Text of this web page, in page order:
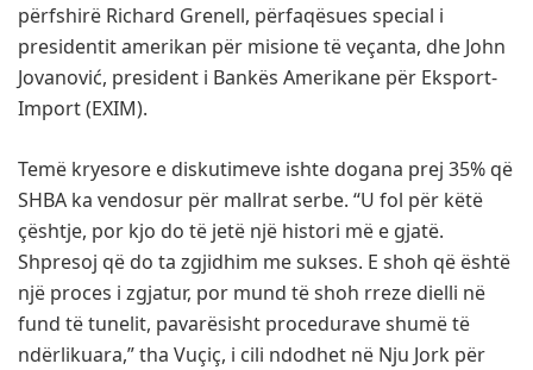
përfshirë Richard Grenell, përfaqësues special i
presidentit amerikan për misione të veçanta, dhe John
Jovanović, president i Bankës Amerikane për Eksport-
Import (EXIM).
Temë kryesore e diskutimeve ishte dogana prej 35% që
SHBA ka vendosur për mallrat serbe. “U fol për këtë
çështje, por kjo do të jetë një histori më e gjatë.
Shpresoj që do ta zgjidhim me sukses. E shoh që është
një proces i zgjatur, por mund të shoh rreze dielli në
fund të tunelit, pavarësisht procedurave shumë të
ndërlikuara,” tha Vuçiç, i cili ndodhet në Nju Jork për